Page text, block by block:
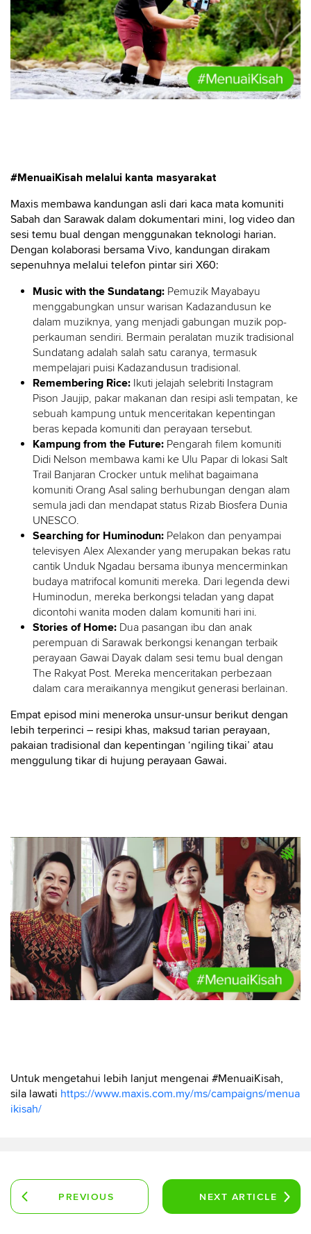
#MenuaiKisah melalui kanta masyarakat
Maxis membawa kandungan asli dari kaca mata komuniti
Sabah dan Sarawak dalam dokumentari mini, log video dan
sesi temu bual dengan menggunakan teknologi harian.
Dengan kolaborasi bersama Vivo, kandungan dirakam
sepenuhnya melalui telefon pintar siri X60:
Music with the Sundatang: Pemuzik Mayabayu
menggabungkan unsur warisan Kadazandusun ke
dalam muziknya, yang menjadi gabungan muzik pop-
perkauman sendiri. Bermain peralatan muzik tradisional
Sundatang adalah salah satu caranya, termasuk
mempelajari puisi Kadazandusun tradisional.
Remembering Rice: Ikuti jelajah selebriti Instagram
Pison Jaujip, pakar makanan dan resipi asli tempatan, ke
sebuah kampung untuk menceritakan kepentingan
beras kepada komuniti dan perayaan tersebut.
Kampung from the Future: Pengarah filem komuniti
Didi Nelson membawa kami ke Ulu Papar di lokasi Salt
Trail Banjaran Crocker untuk melihat bagaimana
komuniti Orang Asal saling berhubungan dengan alam
semula jadi dan mendapat status Rizab Biosfera Dunia
UNESCO.
Searching for Huminodun: Pelakon dan penyampai
televisyen Alex Alexander yang merupakan bekas ratu
cantik Unduk Ngadau bersama ibunya mencerminkan
budaya matrifocal komuniti mereka. Dari legenda dewi
Huminodun, mereka berkongsi teladan yang dapat
dicontohi wanita moden dalam komuniti hari ini.
Stories of Home: Dua pasangan ibu dan anak
perempuan di Sarawak berkongsi kenangan terbaik
perayaan Gawai Dayak dalam sesi temu bual dengan
The Rakyat Post. Mereka menceritakan perbezaan
dalam cara meraikannya mengikut generasi berlainan.
Empat episod mini meneroka unsur-unsur berikut dengan
lebih terperinci – resipi khas, maksud tarian perayaan,
pakaian tradisional dan kepentingan ‘ngiling tikai’ atau
menggulung tikar di hujung perayaan Gawai.
Untuk mengetahui lebih lanjut mengenai #MenuaiKisah,
sila lawati https://www.maxis.com.my/ms/campaigns/menua
ikisah/
PREVIOUS
NEXT ARTICLE